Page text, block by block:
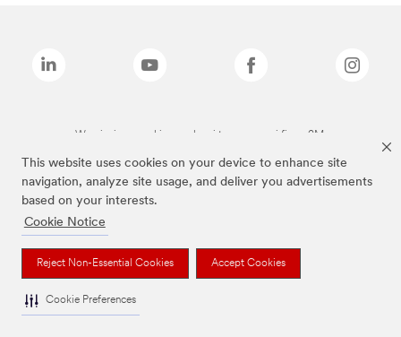
This website uses cookies on your device to enhance site
navigation, analyze site usage, and deliver you advertisements
based on your interests.
Cookie Notice
Reject Non-Essential Cookies Accept Cookies
Cookie Preferences
Wymienione marki są znakami towarowymi firmy 3M.